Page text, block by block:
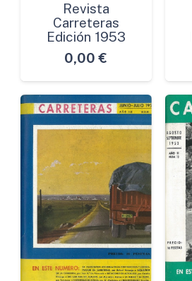
Revista
Carreteras
Edición 1953
0,00 €